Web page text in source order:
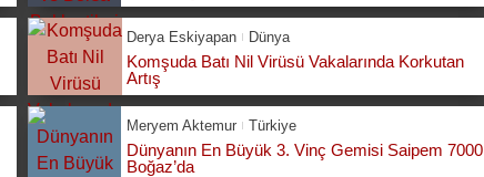
Derya Eskiyapan Dünya
Komşuda Batı Nil Virüsü Vakalarında Korkutan
Artış
Meryem Aktemur Türkiye
Dünyanın En Büyük 3. Vinç Gemisi Saipem 7000
Boğaz’da